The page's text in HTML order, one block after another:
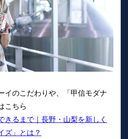
イのこだわりや、「甲信モダナ
こちら
きるまで｜長野・山梨を新しく
ズ」とは？